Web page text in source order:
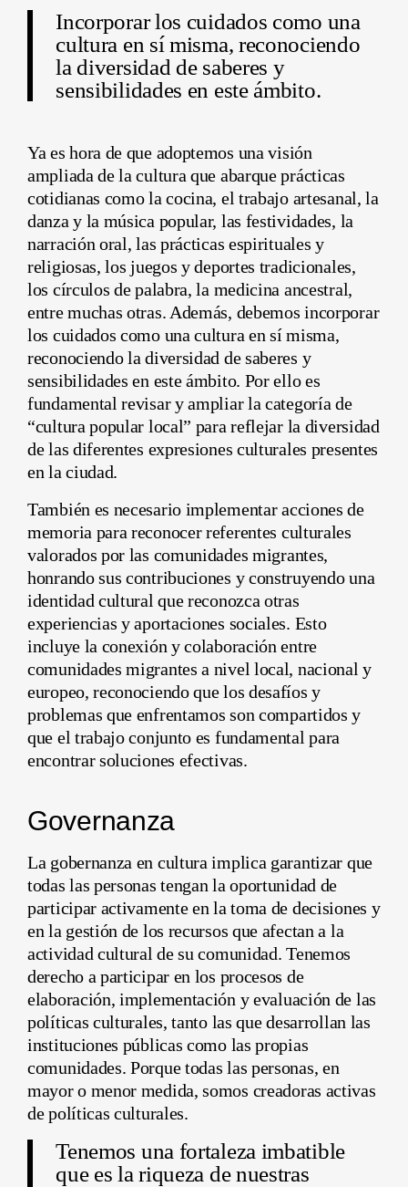
Incorporar los cuidados como una
cultura en sí misma, reconociendo
la diversidad de saberes y
sensibilidades en este ámbito.
Ya es hora de que adoptemos una visión
ampliada de la cultura que abarque prácticas
cotidianas como la cocina, el trabajo artesanal, la
danza y la música popular, las festividades, la
narración oral, las prácticas espirituales y
religiosas, los juegos y deportes tradicionales,
los círculos de palabra, la medicina ancestral,
entre muchas otras. Además, debemos incorporar
los cuidados como una cultura en sí misma,
reconociendo la diversidad de saberes y
sensibilidades en este ámbito. Por ello es
fundamental revisar y ampliar la categoría de
“cultura popular local” para reflejar la diversidad
de las diferentes expresiones culturales presentes
en la ciudad.
También es necesario implementar acciones de
memoria para reconocer referentes culturales
valorados por las comunidades migrantes,
honrando sus contribuciones y construyendo una
identidad cultural que reconozca otras
experiencias y aportaciones sociales. Esto
incluye la conexión y colaboración entre
comunidades migrantes a nivel local, nacional y
europeo, reconociendo que los desafíos y
problemas que enfrentamos son compartidos y
que el trabajo conjunto es fundamental para
encontrar soluciones efectivas.
Governanza
La gobernanza en cultura implica garantizar que
todas las personas tengan la oportunidad de
participar activamente en la toma de decisiones y
en la gestión de los recursos que afectan a la
actividad cultural de su comunidad. Tenemos
derecho a participar en los procesos de
elaboración, implementación y evaluación de las
políticas culturales, tanto las que desarrollan las
instituciones públicas como las propias
comunidades. Porque todas las personas, en
mayor o menor medida, somos creadoras activas
de políticas culturales.
Tenemos una fortaleza imbatible
que es la riqueza de nuestras